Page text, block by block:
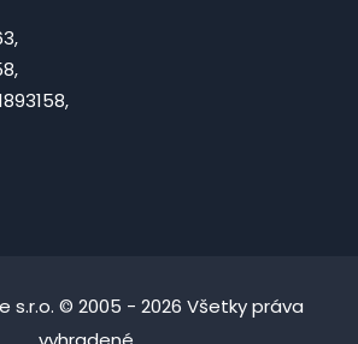
s.r.o. © 2005 - 2026 Všetky práva